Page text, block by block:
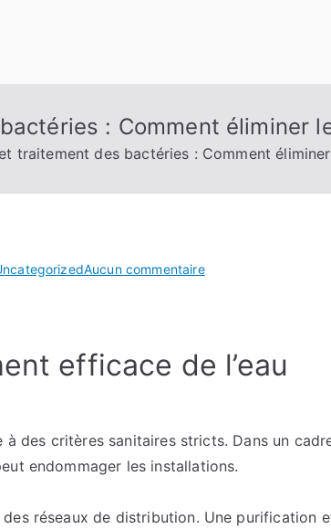
: Comment éliminer
traitement des bactéries : Comment
Aucun commentairesur
traitement
Comment
éliminer
virus
efficace de l’eau
des critères sanitaires stricts. Dans un
endommager les installations.
réseaux de distribution. Une purification